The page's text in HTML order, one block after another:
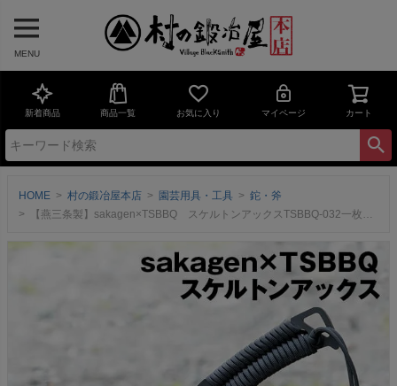
MENU
新着商品 商品一覧 お気に入り マイページ カート
HOME 村の鍛冶屋本店 園芸用具・工具
鉈・斧
【燕三条製】sakagen×TSBBQ スケルトンアックスTSBBQ-032一枚の鋼板をくり抜いて作られたフルタング仕様なのに軽量全長298mm、総重量619g 【頑張って送料無料！】